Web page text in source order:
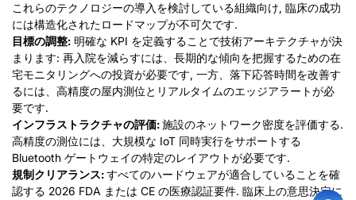
これらのテクノロジーの導入を検討している組織向け, 臨床の成功
には構造化されたロードマップが不可欠です.
目標の調整: 明確な KPI を定義することで技術アーキテクチャが決
まります: 再入院を減らすには、長期的な傾向を把握するための在
宅モニタリングへの投資が必要です, 一方、落下応答時間を改善す
るには、高精度の屋内測位とリアルタイムのエッジアラートが必
要です.
インフラストラクチャの評価:施設のネットワーク密度を評価する.
高精度の測位には、大規模な IoT 同時実行をサポートする
Bluetooth ゲートウェイの特定のレイアウトが必要です.
規制クリアランス:すべてのハードウェアが適合していることを確
認する 2026 FDA または CE の医療認証要件. 臨床上の意思決定に